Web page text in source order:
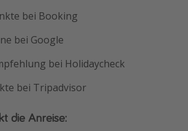
bei Booking
bei Google
bei Holidaycheck
bei Tripadvisor
die Anreise: